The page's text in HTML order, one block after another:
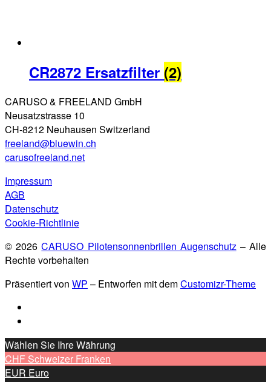
CR2872 Ersatzfilter (2)
CARUSO & FREELAND GmbH
Neusatzstrasse 10
CH-8212 Neuhausen Switzerland
freeland@bluewin.ch
carusofreeland.net
Impressum
AGB
Datenschutz
Cookie-Richtlinie
© 2026CARUSO Pilotensonnenbrillen Augenschutz– Alle
Rechte vorbehalten
Präsentiert von WP – Entworfen mit demCustomizr-Theme
Wählen Sie Ihre Währung
CHF Schweizer Franken
EUR Euro